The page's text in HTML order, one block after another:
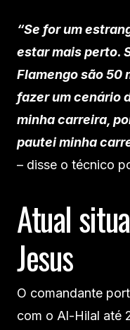
“Se for um
estar mais perto.
Flamengo são 50
fazer um cenário
minha carreira,
pautei minha
– disse o técnico
Atual
Jesus
O comandante
com o Al-Hilal até